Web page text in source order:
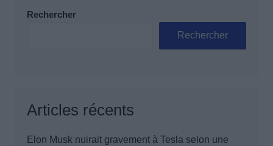
Rechercher
Rechercher
Articles récents
Elon Musk nuirait gravement à Tesla selon une